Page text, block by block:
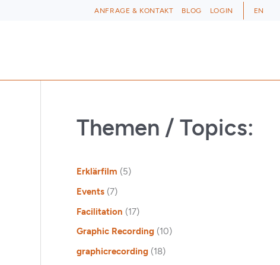
ANFRAGE & KONTAKT BLOG LOGIN EN
Themen / Topics:
Erklärfilm (5)
Events(7)
Facilitation (17)
Graphic Recording(10)
graphicrecording(18)